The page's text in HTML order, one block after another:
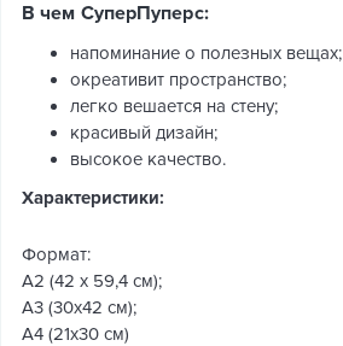
В чем СуперПуперс:
напоминание о полезных вещах;
окреативит пространство;
легко вешается на стену;
красивый дизайн;
высокое качество.
Характеристики:
Формат:
А2 (42 x 59,4 см);
А3 (30х42 см);
А4 (21х30 см)